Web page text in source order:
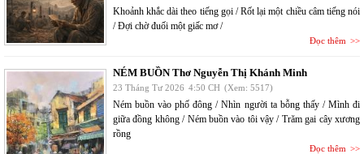
Khoảnh khắc dài theo tiếng gọi / Rốt lại một chiều câm tiếng nói
/ Đợi chờ đuối một giấc mơ /
Đọc thêm
NÉM BUỒN Thơ Nguyễn Thị Khánh Minh
23 Tháng Tư 2026 4:50 CH (Xem: 5517)
Ném buồn vào phố đông / Nhìn người ta bỗng thấy / Mình đi
giữa đồng không / Ném buồn vào tôi vậy / Trăm gai cây xương
rồng
Đọc thêm